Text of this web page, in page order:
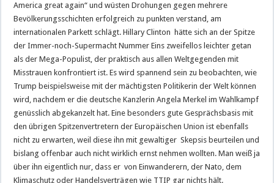
America great again“ und wüsten Drohungen gegen mehrere
Bevölkerungsschichten erfolgreich zu punkten verstand, am
internationalen Parkett schlägt. Hillary Clinton hätte sich an der Spitze
der Immer-noch-Supermacht Nummer Eins zweifellos leichter getan
als der Mega-Populist, der praktisch aus allen Weltgegenden mit
Misstrauen konfrontiert ist. Es wird spannend sein zu beobachten, wie
Trump beispielsweise mit der mächtigsten Politikerin der Welt können
wird, nachdem er die deutsche Kanzlerin Angela Merkel im Wahlkampf
genüsslich abgekanzelt hat. Eine besonders gute Gesprächsbasis mit
den übrigen Spitzenvertretern der Europäischen Union ist ebenfalls
nicht zu erwarten, weil diese ihn mit gewaltiger Skepsis beurteilen und
bislang offenbar auch nicht wirklich ernst nehmen wollten. Man weiß ja
über ihn eigentlich nur, dass er von Einwanderern, der Nato, dem
Klimaschutz oder Handelsverträgen wie TTIP gar nichts hält.